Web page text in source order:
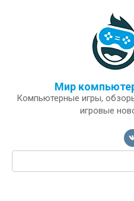
Мир
Компьютерные игры,
игровые
Поиск: